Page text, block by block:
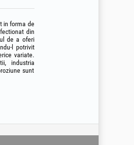
in forma de
din
de a oferi
l potrivit
variate.
industria
sunt